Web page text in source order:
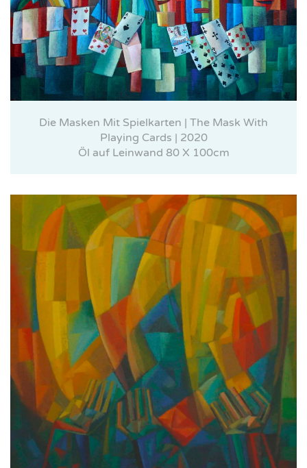
Die Masken Mit Spielkarten | The Mask With
Playing Cards | 2020
Öl auf Leinwand 80 X 100cm